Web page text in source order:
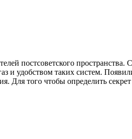
постсоветского
удобством таких систем.
Для того чтобы определить